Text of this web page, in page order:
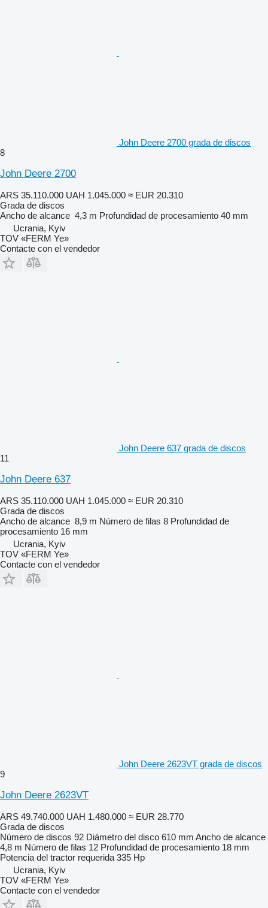
John Deere 2700 grada de discos
8
John Deere 2700
ARS 35.110.000 UAH 1.045.000 ≈ EUR 20.310
Grada de discos
Ancho de alcance 4,3 m Profundidad de procesamiento 40 mm
Ucrania, Kyiv
TOV «FERM Ye»
Contacte con el vendedor
John Deere 637 grada de discos
11
John Deere 637
ARS 35.110.000 UAH 1.045.000 ≈ EUR 20.310
Grada de discos
Ancho de alcance 8,9 m Número de filas 8 Profundidad de
procesamiento 16 mm
Ucrania, Kyiv
TOV «FERM Ye»
Contacte con el vendedor
John Deere 2623VT grada de discos
9
John Deere 2623VT
ARS 49.740.000 UAH 1.480.000 ≈ EUR 28.770
Grada de discos
Número de discos 92 Diámetro del disco 610 mm Ancho de alcance
4,8 m Número de filas 12 Profundidad de procesamiento 18 mm
Potencia del tractor requerida 335 Hp
Ucrania, Kyiv
TOV «FERM Ye»
Contacte con el vendedor